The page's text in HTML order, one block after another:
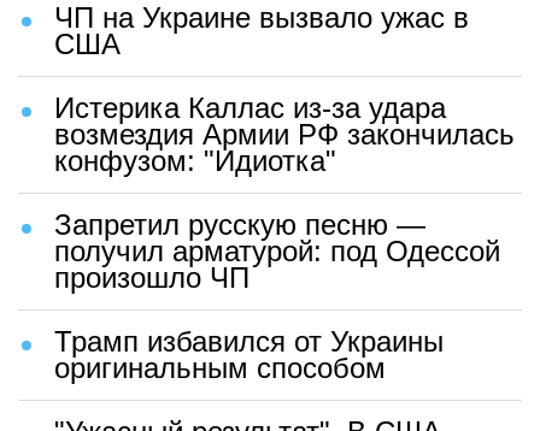
ЧП на Украине вызвало ужас в
США
Истерика Каллас из-за удара
возмездия Армии РФ закончилась
конфузом: "Идиотка"
Запретил русскую песню —
получил арматурой: под Одессой
произошло ЧП
Трамп избавился от Украины
оригинальным способом